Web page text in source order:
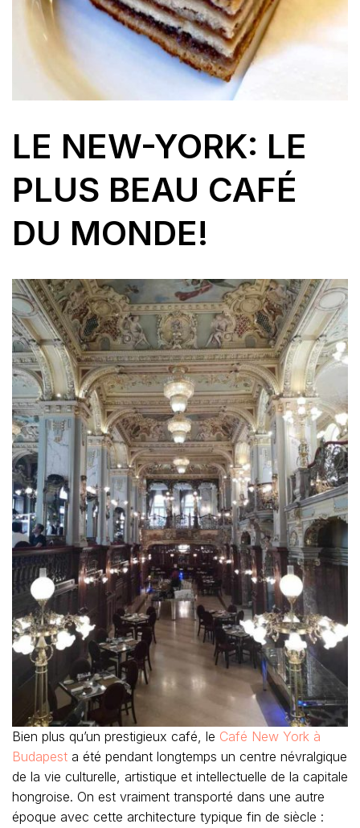
LE NEW-YORK: LE
PLUS BEAU CAFÉ
DU MONDE!
Bien plus qu’un prestigieux café, le Café New York à
Budapest a été pendant longtemps un centre névralgique
de la vie culturelle, artistique et intellectuelle de la capitale
hongroise. On est vraiment transporté dans une autre
époque avec cette architecture typique fin de siècle :